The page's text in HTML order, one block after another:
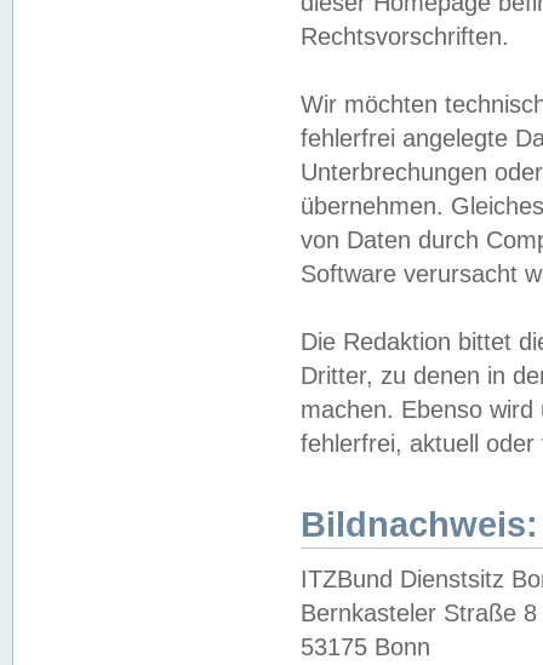
Rechtsvorschriften.
Wir möchten
fehlerfrei angelegte
Unterbrechungen
übernehmen.
von Daten durch
Software verursacht
Die Redaktion bittet
Dritter, zu denen in
machen. Ebenso
fehlerfrei, aktuell oder
Bildnachweis:
ITZBund Dienstsitz
Bernkasteler Straße 8
53175 Bonn